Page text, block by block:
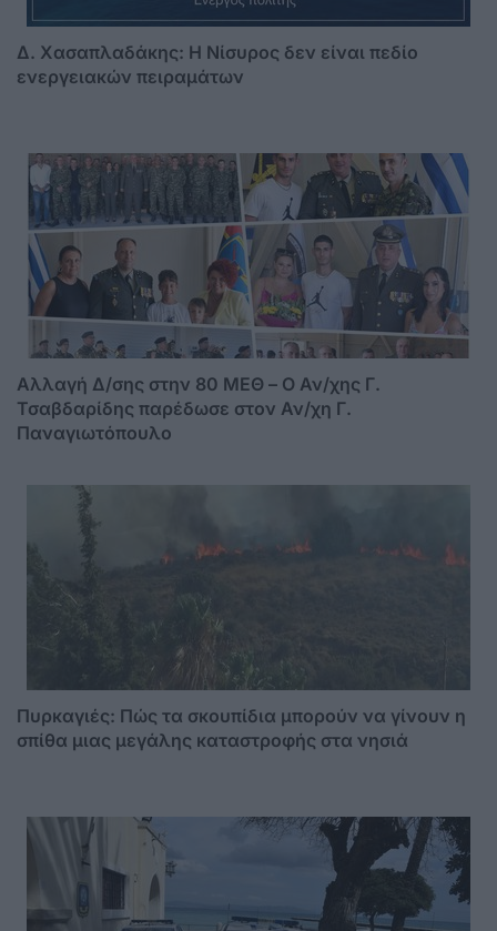
Δ. Χασαπλαδάκης: Η Νίσυρος δεν είναι πεδίο
ενεργειακών πειραμάτων
Αλλαγή Δ/σης στην 80 ΜΕΘ – Ο Αν/χης Γ.
Τσαβδαρίδης παρέδωσε στον Αν/χη Γ.
Παναγιωτόπουλο
Πυρκαγιές: Πώς τα σκουπίδια μπορούν να γίνουν η
σπίθα μιας μεγάλης καταστροφής στα νησιά